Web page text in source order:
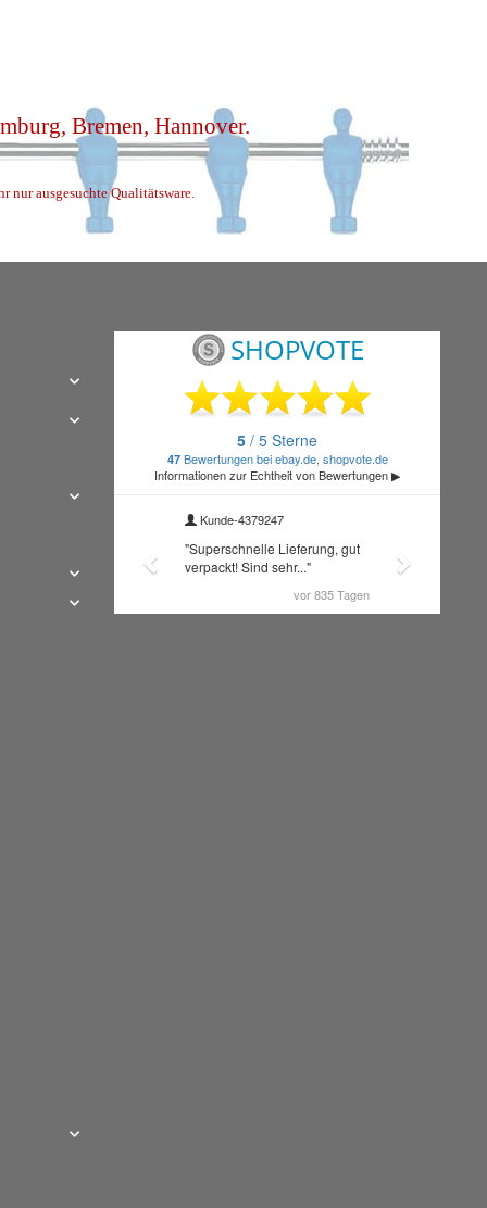
Bremen, Hannover.
ausgesuchte Qualitätsware.